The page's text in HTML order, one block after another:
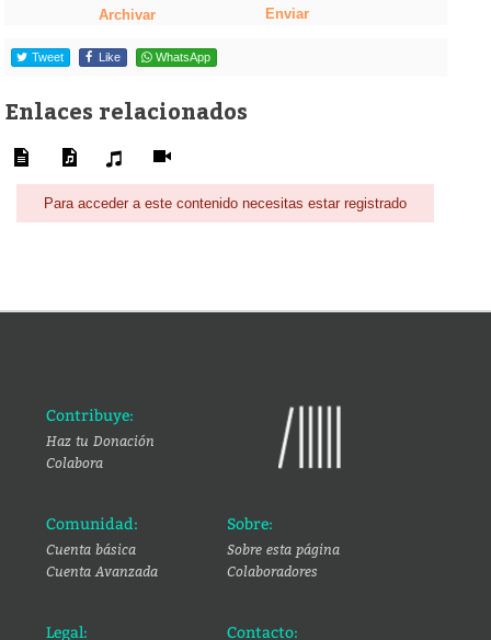
Archivar Enviar
Tweet Like WhatsApp
Enlaces relacionados
Para acceder a este contenido necesitas estar registrado
Contribuye:
Haz tu Donación
Colabora
Comunidad:
Cuenta básica
Cuenta Avanzada
Sobre:
Sobre esta página
Colaboradores
Legal: Contacto: